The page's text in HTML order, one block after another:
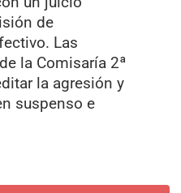
de
Las
la Comisaría 2ª
la agresión y
suspenso e